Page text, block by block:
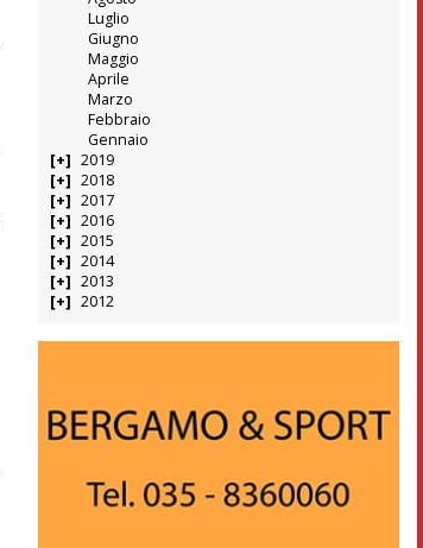
Luglio
Giugno
Maggio
Aprile
Marzo
Febbraio
Gennaio
2019
2018
2017
2016
2015
2014
2013
2012